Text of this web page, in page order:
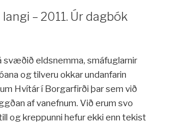
– 2011. Úr dagbók
svæðið eldsnemma, smáfuglarnir
og tilveru okkar undanfarin
Hvítár í Borgarfirði þar sem við
af vanefnum. Við erum svo
og kreppunni hefur ekki enn tekist